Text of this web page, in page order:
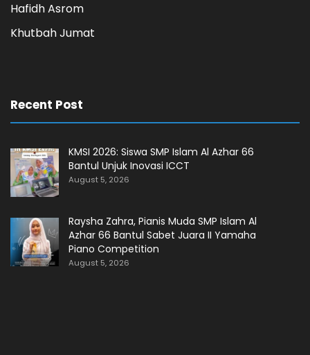
Hafidh Asrom
Khutbah Jumat
Recent Post
KMSI 2026: Siswa SMP Islam Al Azhar 66
Bantul Unjuk Inovasi ICCT
August 5, 2026
Raysha Zahra, Pianis Muda SMP Islam Al
Azhar 66 Bantul Sabet Juara II Yamaha
Piano Competition
August 5, 2026